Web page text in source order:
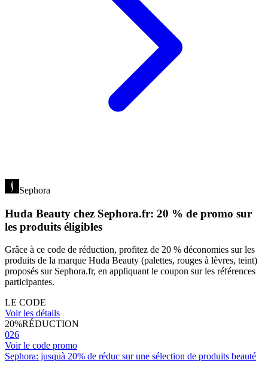
Sephora
Huda Beauty chez Sephora.fr: 20 % de promo sur
les produits éligibles
Grâce à ce code de réduction, profitez de 20 % déconomies sur les
produits de la marque Huda Beauty (palettes, rouges à lèvres, teint)
proposés sur Sephora.fr, en appliquant le coupon sur les références
participantes.
LE CODE
Voir les détails
20%RÉDUCTION
026
Voir le code promo
Sephora: jusquà 20% de réduc sur une sélection de produits beauté